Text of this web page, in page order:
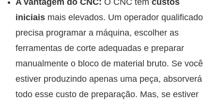
A vantagem do CNC: O CNC tem custos
iniciaismais elevados. Um operador qualificado
precisa programar a máquina, escolher as
ferramentas de corte adequadas e preparar
manualmente o bloco de material bruto. Se você
estiver produzindo apenas uma peça, absorverá
todo esse custo de preparação. Mas, se estiver